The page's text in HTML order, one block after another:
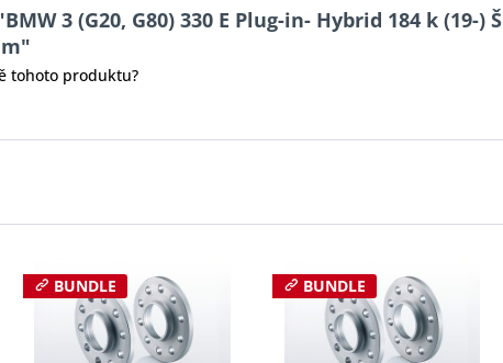
3 (G20, G80) 330 E Plug-in- Hybrid 184 k (19-)
tohoto produktu?
BUNDLE BUNDLE